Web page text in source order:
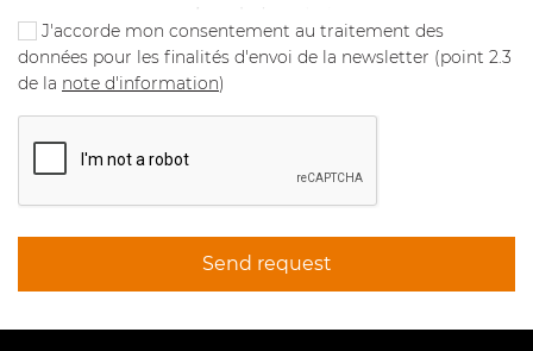
J'accorde mon consentement au traitement des
données pour les finalités d'envoi de la newsletter (point 2.3
de la note d'information)
Send request